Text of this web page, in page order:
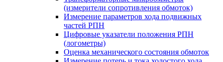
(измерители сопротивления обмоток)
Измерение параметров хода подвижных
частей РПН
Цифровые указатели положения РПН
(логометры)
Оценка механического состояния обмоток